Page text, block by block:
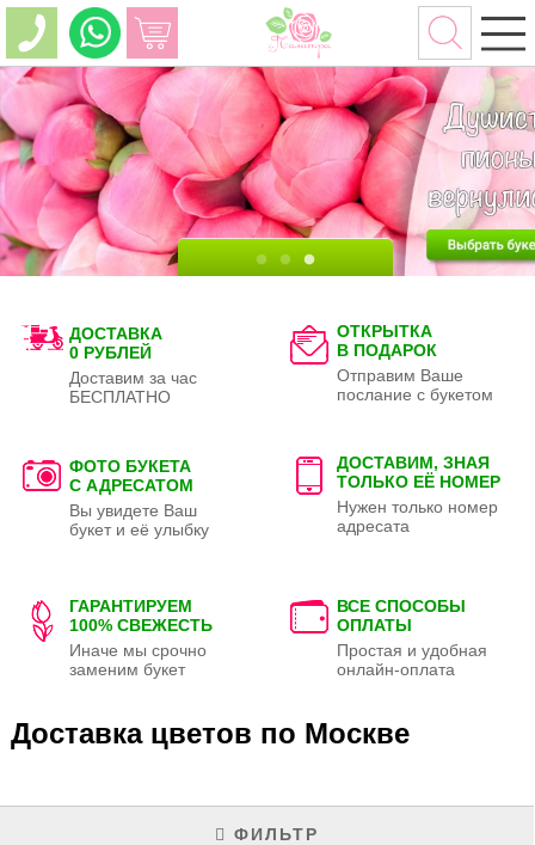
ДОСТАВКА
0 РУБЛЕЙ
Доставим за час
БЕСПЛАТНО
ОТКРЫТКА
В ПОДАРОК
Отправим Ваше
послание с букетом
ФОТО БУКЕТА
С АДРЕСАТОМ
Вы увидете Ваш
букет и её улыбку
ДОСТАВИМ, ЗНАЯ
ТОЛЬКО ЕЁ НОМЕР
Нужен только номер
адресата
ГАРАНТИРУЕМ
100% СВЕЖЕСТЬ
Иначе мы срочно
заменим букет
ВСЕ СПОСОБЫ
ОПЛАТЫ
Простая и удобная
онлайн-оплата
Доставка цветов по Москве
ФИЛЬТР